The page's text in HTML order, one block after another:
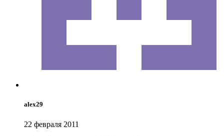
alex29
22 февраля 2011